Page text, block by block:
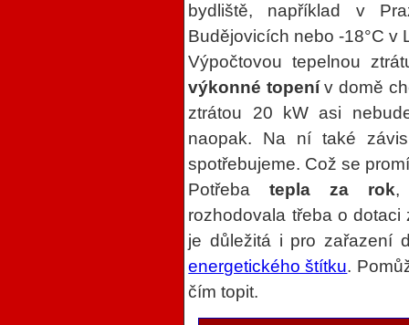
bydliště, například v
Budějovicích nebo -18°C v
Výpočtovou tepelnou
výkonné topenív domě
ztrátou 20 kW asi
naopak. Na ní také
spotřebujeme. Což se
Potřebatepla za rok,
rozhodovala třeba o
je důležitá i pro zařazení
energetického štítku.
čím topit.